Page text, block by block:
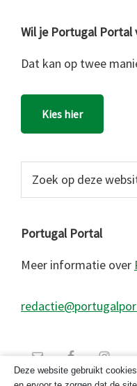
Wil je Portugal Portal
Dat kan op twee
Kies hier
website
Portugal Portal
Meer informatie over
Deze website gebruikt